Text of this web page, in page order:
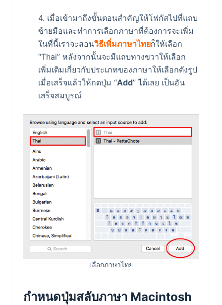
4. เมื่อเข้ามาถึงขั้นตอนสำคัญให้โฟกัสไปที่แถบ
ซ้ายมือและทำการเลือกภาษาที่ต้องการจะเพิ่ม
ในที่นี้เราจะสอนวิธีเพิ่มภาษาไทยก็ให้เลือก
“Thai” หลังจากนั้นจะมีแถบทางขวาให้เลือก
เพิ่มเติมเกี่ยวกับประเภทของภาษาให้เลือกดังรูป
เมื่อเสร็จแล้วให้กดปุ่ม “Add” ได้เลย เป็นอัน
เสร็จสมบูรณ์
เลือกภาษาไทย
กำหนดปุ่มสลับภาษา Macintosh